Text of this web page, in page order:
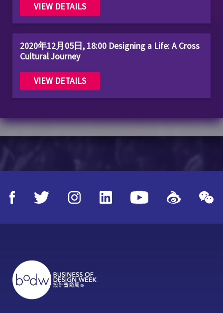
VIEW DETAILS
2020年12月05日, 18:00 Designing a Life: A Cross
Cultural Journey
VIEW DETAILS